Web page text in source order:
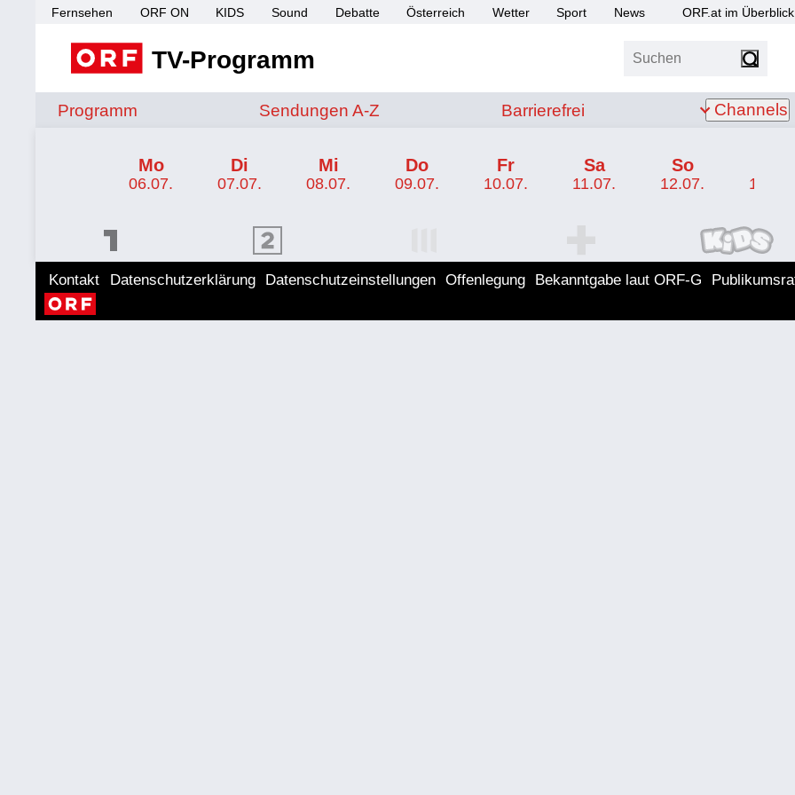
Fernsehen ORF ON KIDS Sound Debatte Österreich Wetter Sport News ORF.at im Überblick
TV-Programm Suchen
Programm Sendungen von A bis Z
Sendungen A-Z Barrierefrei
Barrierefrei Channels
Mo
06.07.
Di
07.07.
Mi
08.07.
Do
09.07.
Fr
10.07.
Sa
11.07.
So
12.07. 13.07.
ORF 2 Programm ORF KIDS Programm
Kontakt Datenschutzerklärung Datenschutzeinstellungen Offenlegung Bekanntgabe laut ORF-G